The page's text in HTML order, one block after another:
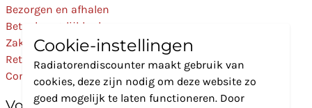
Bezorgen en afhalen
Betaalmogelijkheden
Zakelijk
Retourneren
Contact
Cookie-instellingen
Radiatorendiscounter maakt gebruik van
cookies, deze zijn nodig om deze website zo
goed mogelijk te laten functioneren. Door